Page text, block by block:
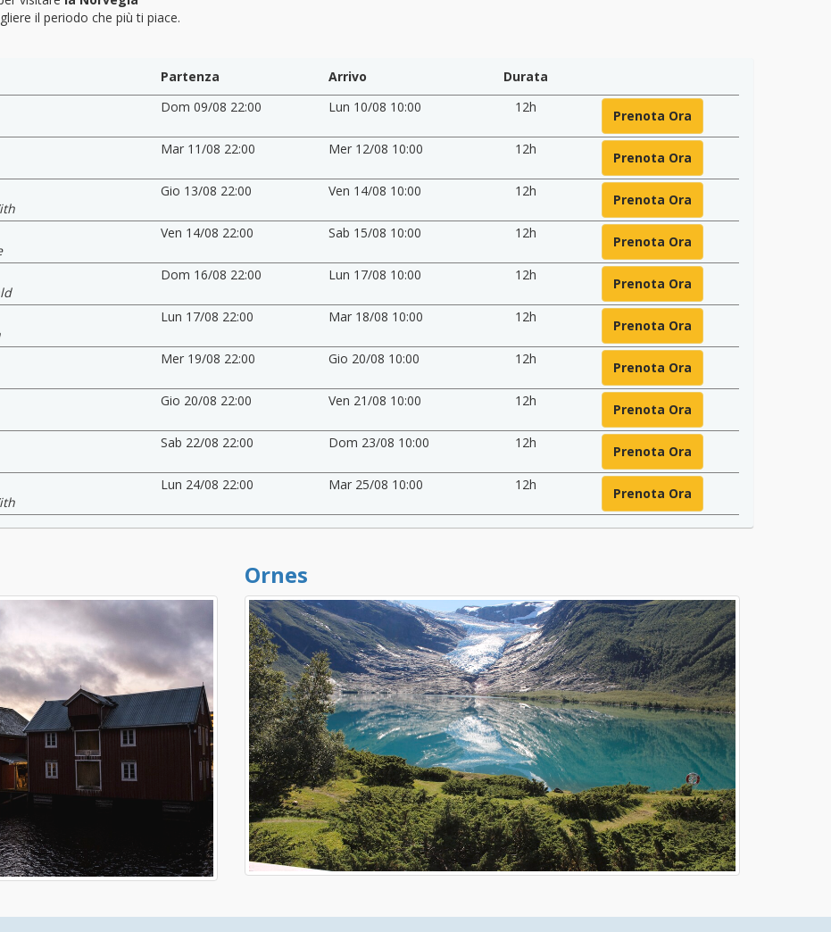
il periodo che più ti piace.
Partenza Arrivo
Durata
Dom 09/08 22:00 Lun 10/08 10:00 12h
Prenota Ora
Mar 11/08 22:00 Mer 12/08 10:00 12h
Prenota Ora
Gio 13/08 22:00 Ven 14/08 10:00 12h
Prenota Ora
Ven 14/08 22:00 Sab 15/08 10:00 12h
Prenota Ora
Dom 16/08 22:00 Lun 17/08 10:00 12h
Prenota Ora
Lun 17/08 22:00 Mar 18/08 10:00 12h
Prenota Ora
Mer 19/08 22:00 Gio 20/08 10:00 12h
Prenota Ora
Gio 20/08 22:00 Ven 21/08 10:00 12h
Prenota Ora
Sab 22/08 22:00 Dom 23/08 10:00 12h
Prenota Ora
Lun 24/08 22:00 Mar 25/08 10:00 12h
Prenota Ora
Ornes